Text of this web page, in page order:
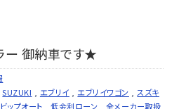
ー 御納車です★
,SUZUKI エブリイ エブリイワゴン
スズキ
ビップオート ,低金利ローン
全メーカー取扱